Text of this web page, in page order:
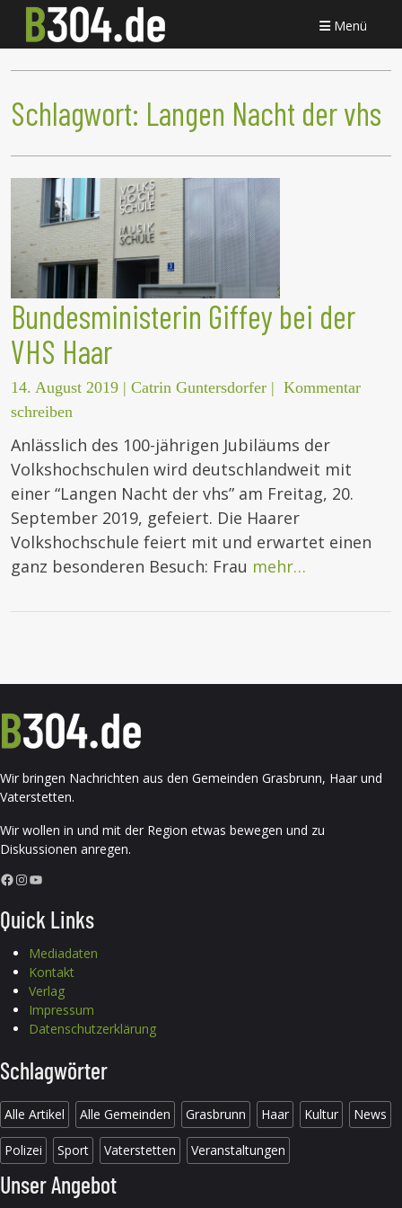
Menü
Schlagwort: Langen Nacht der vhs
Bundesministerin Giffey bei der
VHS Haar
14. August 2019 | Catrin Guntersdorfer | Kommentar
schreiben
Anlässlich des 100-jährigen Jubiläums der
Volkshochschulen wird deutschlandweit mit
einer “Langen Nacht der vhs” am Freitag, 20.
September 2019, gefeiert. Die Haarer
Volkshochschule feiert mit und erwartet einen
ganz besonderen Besuch: Frau mehr…
Wir bringen Nachrichten aus den Gemeinden Grasbrunn, Haar und
Vaterstetten.
Wir wollen in und mit der Region etwas bewegen und zu
Diskussionen anregen.
Facebook InstagramYouTube
Quick Links
Mediadaten
Kontakt
Verlag
Impressum
Datenschutzerklärung
Schlagwörter
Alle Artikel Alle Gemeinden Grasbrunn Haar Kultur News
Polizei Sport Vaterstetten Veranstaltungen
Unser Angebot